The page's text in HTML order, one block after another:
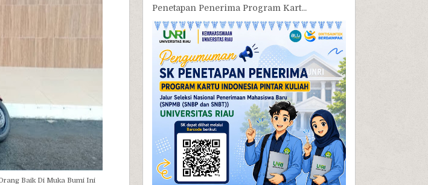
Baik Di Muka Bumi Ini
Penetapan Penerima Program Kart...